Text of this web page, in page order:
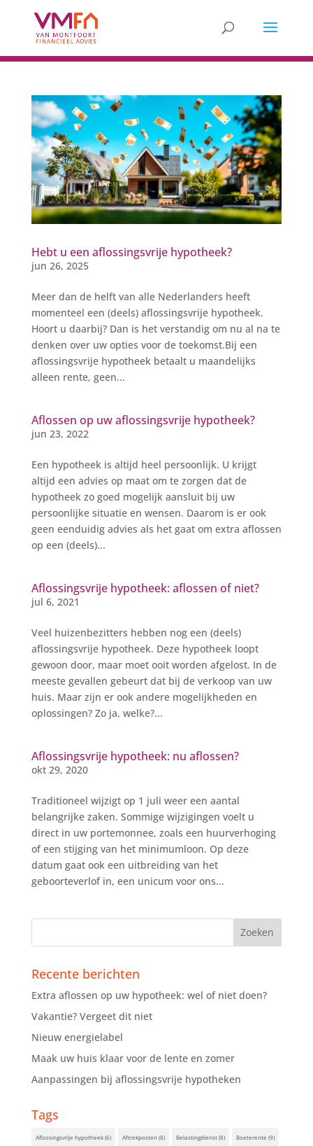
Hebt u een aflossingsvrije hypotheek?
jun 26, 2025
Meer dan de helft van alle Nederlanders heeft
momenteel een (deels) aflossingsvrije hypotheek.
Hoort u daarbij? Dan is het verstandig om nu al na te
denken over uw opties voor de toekomst.Bij een
aflossingsvrije hypotheek betaalt u maandelijks
alleen rente, geen...
Aflossen op uw aflossingsvrije hypotheek?
jun 23, 2022
Een hypotheek is altijd heel persoonlijk. U krijgt
altijd een advies op maat om te zorgen dat de
hypotheek zo goed mogelijk aansluit bij uw
persoonlijke situatie en wensen. Daarom is er ook
geen eenduidig advies als het gaat om extra aflossen
op een (deels)...
Aflossingsvrije hypotheek: aflossen of niet?
jul 6, 2021
Veel huizenbezitters hebben nog een (deels)
aflossingsvrije hypotheek. Deze hypotheek loopt
gewoon door, maar moet ooit worden afgelost. In de
meeste gevallen gebeurt dat bij de verkoop van uw
huis. Maar zijn er ook andere mogelijkheden en
oplossingen? Zo ja, welke?...
Aflossingsvrije hypotheek: nu aflossen?
okt 29, 2020
Traditioneel wijzigt op 1 juli weer een aantal
belangrijke zaken. Sommige wijzigingen voelt u
direct in uw portemonnee, zoals een huurverhoging
of een stijging van het minimumloon. Op deze
datum gaat ook een uitbreiding van het
geboorteverlof in, een unicum voor ons...
Recente berichten
Extra aflossen op uw hypotheek: wel of niet doen?
Vakantie? Vergeet dit niet
Nieuw energielabel
Maak uw huis klaar voor de lente en zomer
Aanpassingen bij aflossingsvrije hypotheken
Tags
Aflossingsvrije hypotheek(6) Aftrekposten(8) Belastingdienst(8) Boeterente (9)